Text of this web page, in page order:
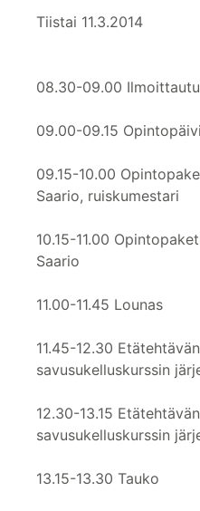
Tiistai 11.3.2014
08.30-09.00
09.00-09.15
09.15-10.00
Saario, ruiskumestari
10.15-11.00
Saario
11.00-11.45 Lounas
11.45-12.30
savusukelluskurssin
12.30-13.15
savusukelluskurssin
13.15-13.30 Tauko